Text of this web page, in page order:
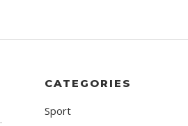
CATEGORIES
Sport